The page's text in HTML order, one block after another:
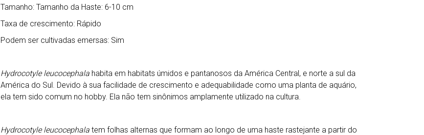
Tamanho: Tamanho da Haste: 6-10 cm
Taxa de crescimento: Rápido
Podem ser cultivadas emersas: Sim
Hydrocotyle leucocephala habita em habitats úmidos e pantanosos da América Central, e norte a sul da
América do Sul. Devido à sua facilidade de crescimento e adequabilidade como uma planta de aquário,
ela tem sido comum no hobby. Ela não tem sinônimos amplamente utilizado na cultura.
Hydrocotyle leucocephala tem folhas alternas que formam ao longo de uma haste rastejante a partir do